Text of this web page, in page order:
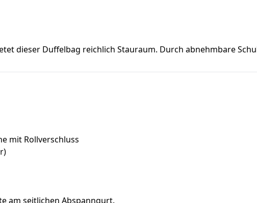
dieser Duffelbag reichlich Stauraum. Durch abnehmbare
mit Rollverschluss
am seitlichen Abspanngurt.